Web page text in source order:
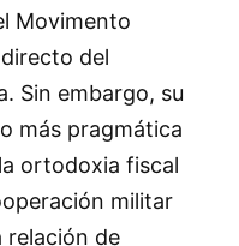
Movimento
del
Sin embargo, su
más pragmática
ortodoxia fiscal
militar
relación de